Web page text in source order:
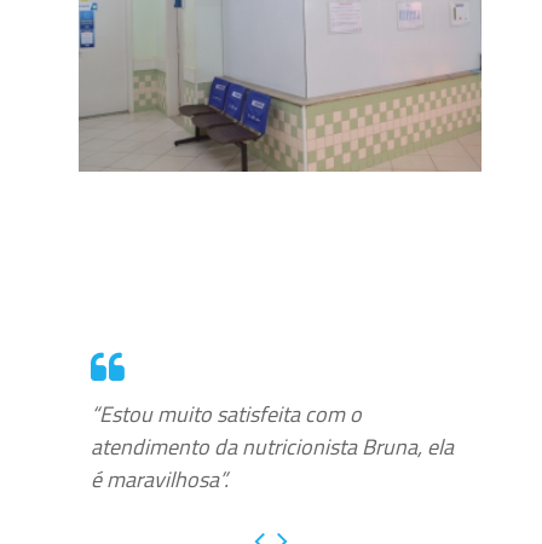
“Estou muito satisfeita com o
atendimento da nutricionista Bruna, ela
é maravilhosa”.